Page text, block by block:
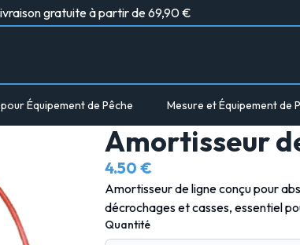
gratuite à partir de 69,90 €
Équipement de Pêche Mesure et Équipement de
Amortisseur
4.50 €
Amortisseur de ligne conçu pour
décrochages et casses, essentiel
Quantité